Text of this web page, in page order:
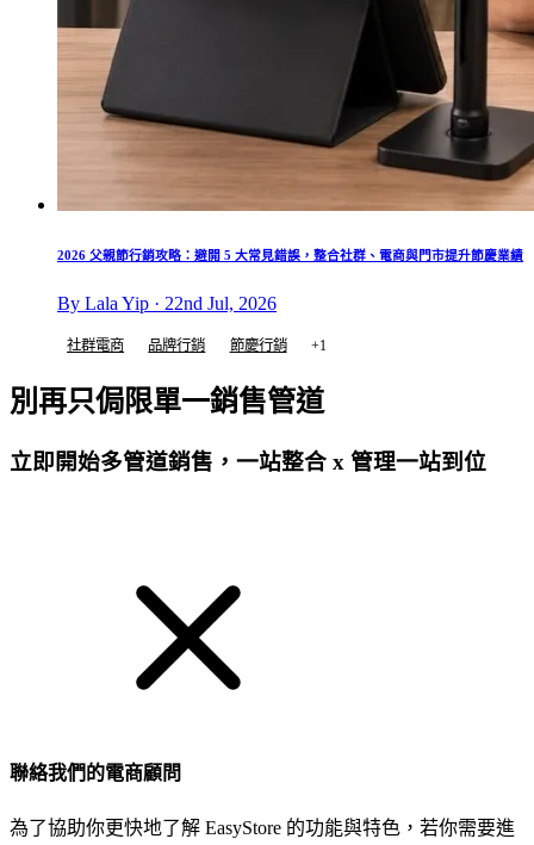
2026 父親節行銷攻略：避開 5 大常見錯誤，整合社群、電商與門市提升節慶業績
By Lala Yip · 22nd Jul, 2026
社群電商 品牌行銷 節慶行銷 +1
別再只侷限單一銷售管道
立即開始多管道銷售，一站整合 x 管理一站到位
聯絡我們的電商顧問
為了協助你更快地了解 EasyStore 的功能與特色，若你需要進